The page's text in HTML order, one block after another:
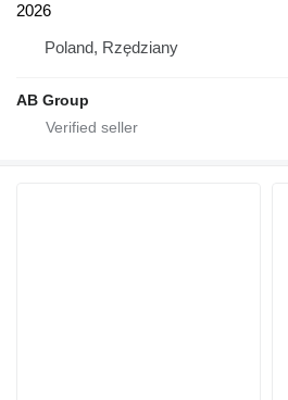
2026
Poland, Rzędziany
AB Group